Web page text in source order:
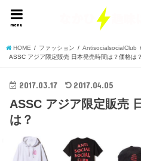
menu
HOME ファッション
AntisocialsocialClub
ASSC アジア限定販売 日本発売時間は？価格は？
2017.03.17 2017.04.05
ASSC アジア限定販売
は？